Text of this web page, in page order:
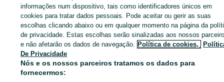
Entra na tua conta OLX ou cria uma nova para contactares
anunciante
Entrar ou criar conta
informações num dispositivo, tais como identificadores únicos em
cookies para tratar dados pessoais. Pode aceitar ou gerir as suas
escolhas clicando abaixo ou em qualquer momento na página da
de privacidade. Estas escolhas serão sinalizadas aos nossos
e não afetarão os dados de navegação. Política de cookies,
De Privacidade
Nós e os nossos parceiros tratamos os dados para
fornecermos: